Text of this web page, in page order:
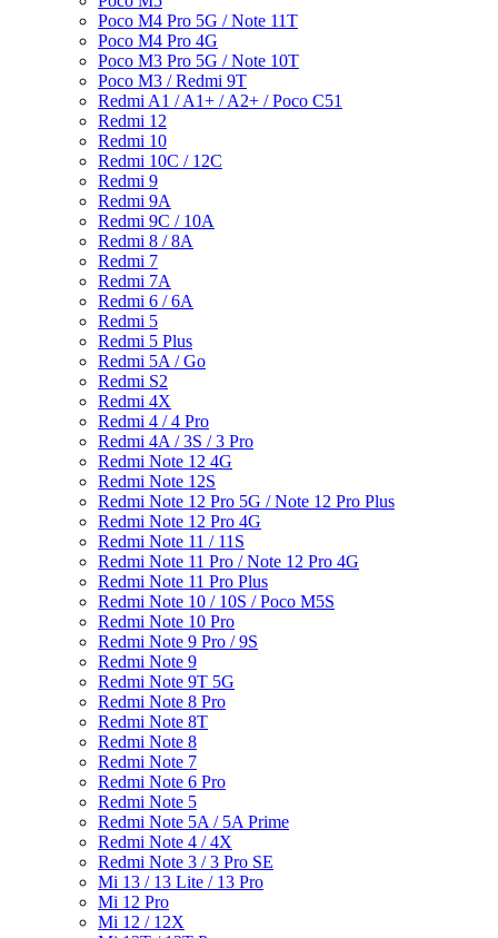
Poco M4 Pro 5G / Note 11T
Poco M4 Pro 4G
Poco M3 Pro 5G / Note 10T
Poco M3 / Redmi 9T
Redmi A1 / A1+ / A2+ / Poco C51
Redmi 12
Redmi 10
Redmi 10C / 12C
Redmi 9
Redmi 9A
Redmi 9C / 10A
Redmi 8 / 8A
Redmi 7
Redmi 7A
Redmi 6 / 6A
Redmi 5
Redmi 5 Plus
Redmi 5A / Go
Redmi S2
Redmi 4X
Redmi 4 / 4 Pro
Redmi 4A / 3S / 3 Pro
Redmi Note 12 4G
Redmi Note 12S
Redmi Note 12 Pro 5G / Note 12 Pro Plus
Redmi Note 12 Pro 4G
Redmi Note 11 / 11S
Redmi Note 11 Pro / Note 12 Pro 4G
Redmi Note 11 Pro Plus
Redmi Note 10 / 10S / Poco M5S
Redmi Note 10 Pro
Redmi Note 9 Pro / 9S
Redmi Note 9
Redmi Note 9T 5G
Redmi Note 8 Pro
Redmi Note 8T
Redmi Note 8
Redmi Note 7
Redmi Note 6 Pro
Redmi Note 5
Redmi Note 5A / 5A Prime
Redmi Note 4 / 4X
Redmi Note 3 / 3 Pro SE
Mi 13 / 13 Lite / 13 Pro
Mi 12 Pro
Mi 12 / 12X